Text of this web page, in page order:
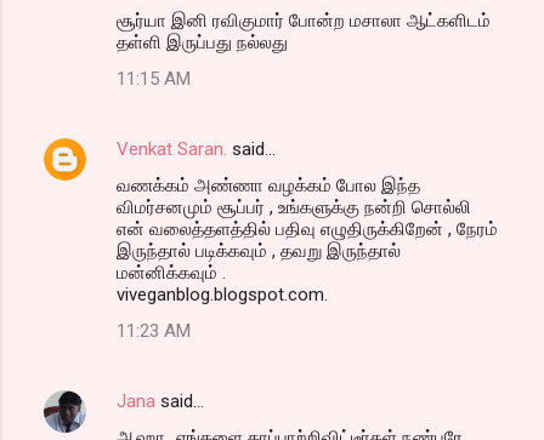
சூர்யா இனி ரவிகுமார் போன்ற மசாலா ஆட்களிடம்
தள்ளி இருப்பது நல்லது
11:15 AM
Venkat Saran. said…
வணக்கம் அண்ணா வழக்கம் போல இந்த
விமர்சனமும் சூப்பர் , உங்களுக்கு நன்றி சொல்லி
என் வலைத்தளத்தில் பதிவு எழுதிருக்கிறேன் , நேரம்
இருந்தால் படிக்கவும் , தவறு இருந்தால்
மன்னிக்கவும் .
viveganblog.blogspot.com.
11:23 AM
Jana said…